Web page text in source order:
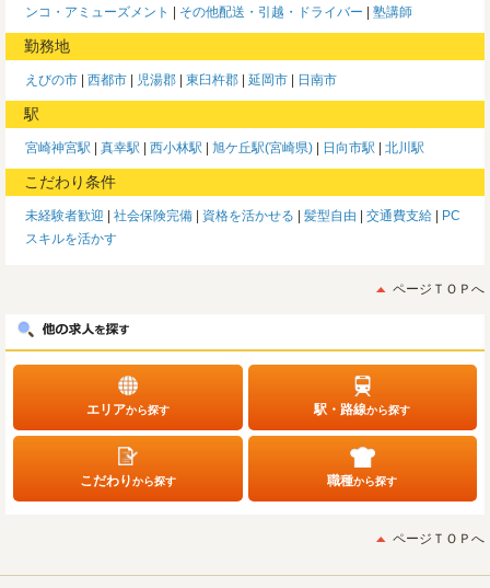
ンコ・アミューズメント
その他配送・引越・ドライバー 塾講師
勤務地
えびの市 西都市 児湯郡 東臼杵郡 延岡市 日南市
駅
宮崎神宮駅 真幸駅 西小林駅 旭ケ丘駅(宮崎県) 日向市駅 北川駅
こだわり条件
未経験者歓迎 社会保険完備 資格を活かせる 髪型自由 交通費支給
PC
スキルを活かす
ページＴＯＰへ
エリアから探す 駅・路線から探す
こだわりから探す 職種から探す
ページＴＯＰへ